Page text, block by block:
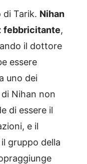
di Tarik. Nihan
febbricitante,
il dottore
essere
uno dei
Nihan non
di essere il
e il
gruppo della